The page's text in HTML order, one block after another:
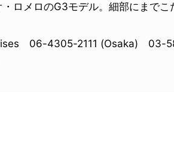
ロメロのG3モデル。細部にまでこ
06-4305-2111 (Osaka) 03-